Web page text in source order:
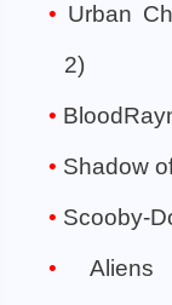
Urban
2)
Shadow
Scooby-